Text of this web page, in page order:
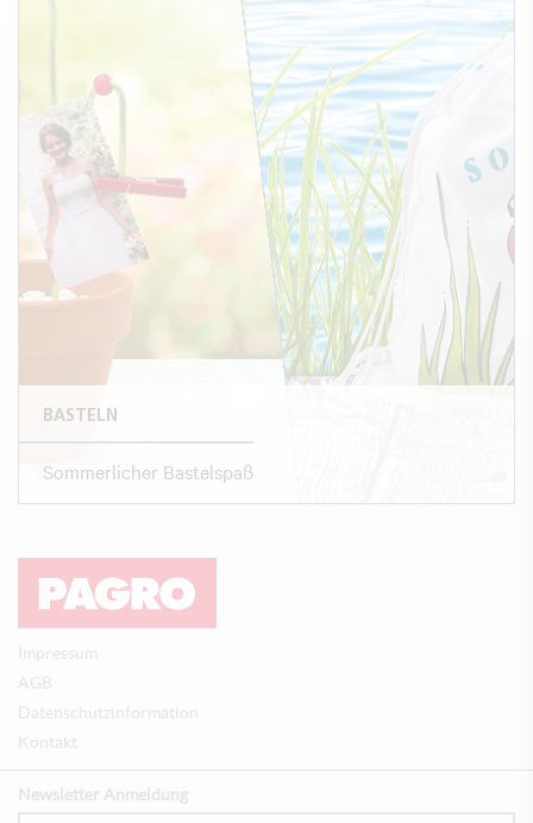
BASTELN
Sommerlicher Bastelspaß
Impressum
AGB
Datenschutzinformation
Kontakt
Newsletter Anmeldung